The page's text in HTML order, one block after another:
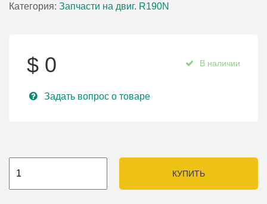
Категория: Запчасти на двиг. R190N
$ 0 В наличии
Задать вопрос о товаре
КУПИТЬ